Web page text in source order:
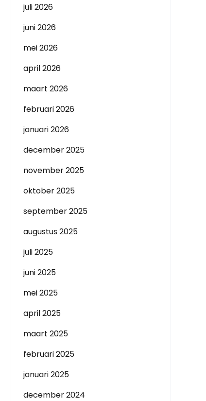
juli 2026
juni 2026
mei 2026
april 2026
maart 2026
februari 2026
januari 2026
december 2025
november 2025
oktober 2025
september 2025
augustus 2025
juli 2025
juni 2025
mei 2025
april 2025
maart 2025
februari 2025
januari 2025
december 2024